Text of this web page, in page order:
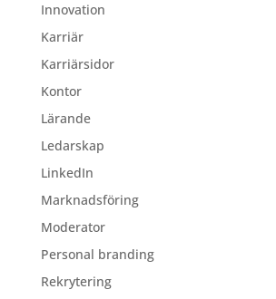
Innovation
Karriär
Karriärsidor
Kontor
Lärande
Ledarskap
LinkedIn
Marknadsföring
Moderator
Personal branding
Rekrytering